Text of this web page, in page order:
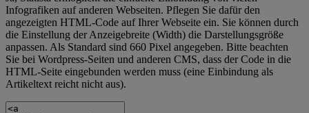
Infografiken auf anderen Webseiten. Pflegen Sie dafür den
angezeigten HTML-Code auf Ihrer Webseite ein. Sie können durch
die Einstellung der Anzeigebreite (Width) die Darstellungsgröße
anpassen. Als Standard sind 660 Pixel angegeben. Bitte beachten
Sie bei Wordpress-Seiten und anderen CMS, dass der Code in die
HTML-Seite eingebunden werden muss (eine Einbindung als
Artikeltext reicht nicht aus).